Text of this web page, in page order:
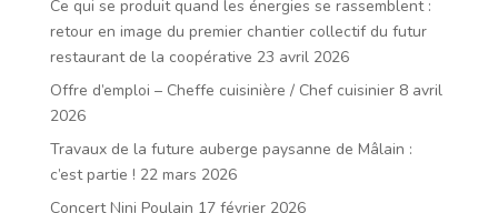
Ce qui se produit quand les énergies se rassemblent :
retour en image du premier chantier collectif du futur
restaurant de la coopérative 23 avril 2026
Offre d’emploi – Cheffe cuisinière / Chef cuisinier 8 avril
2026
Travaux de la future auberge paysanne de Mâlain :
c’est partie ! 22 mars 2026
Concert Nini Poulain 17 février 2026